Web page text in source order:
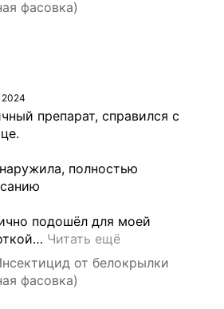
фасовка)
2024
препарат, справился с
полностью
подошёл для моей
… Читать ещё
от белокрылки
фасовка)